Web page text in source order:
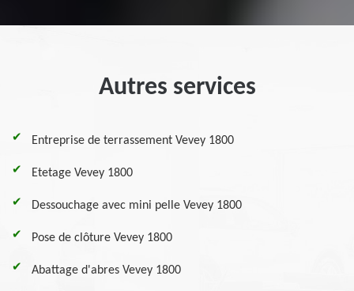
Autres services
Entreprise de terrassement Vevey 1800
Etetage Vevey 1800
Dessouchage avec mini pelle Vevey 1800
Pose de clôture Vevey 1800
Abattage d'abres Vevey 1800